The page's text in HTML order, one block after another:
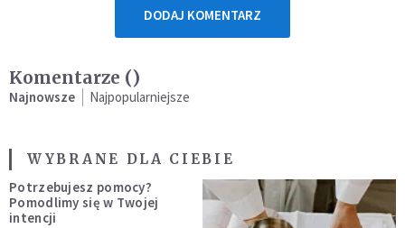
DODAJ KOMENTARZ
Komentarze ()
Najnowsze Najpopularniejsze
WYBRANE DLA CIEBIE
Potrzebujesz pomocy?
Pomodlimy się w Twojej
intencji